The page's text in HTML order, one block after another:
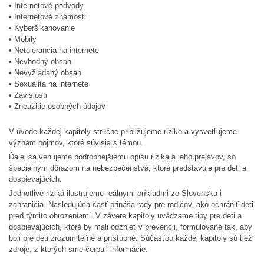
• Internetové podvody
• Internetové známosti
• Kyberšikanovanie
• Mobily
• Netolerancia na internete
• Nevhodný obsah
• Nevyžiadaný obsah
• Sexualita na internete
• Závislosti
• Zneužitie osobných údajov
V úvode každej kapitoly stručne približujeme riziko a vysvetľujeme
význam pojmov, ktoré súvisia s témou.
Ďalej sa venujeme podrobnejšiemu opisu rizika a jeho prejavov, so
špeciálnym dôrazom na nebezpečenstvá, ktoré predstavuje pre deti a
dospievajúcich.
Jednotlivé riziká ilustrujeme reálnymi príkladmi zo Slovenska i
zahraničia. Nasledujúca časť prináša rady pre rodičov, ako ochrániť deti
pred týmito ohrozeniami. V závere kapitoly uvádzame tipy pre deti a
dospievajúcich, ktoré by mali odznieť v prevencii, formulované tak, aby
boli pre deti zrozumiteľné a prístupné. Súčasťou každej kapitoly sú tiež
zdroje, z ktorých sme čerpali informácie.